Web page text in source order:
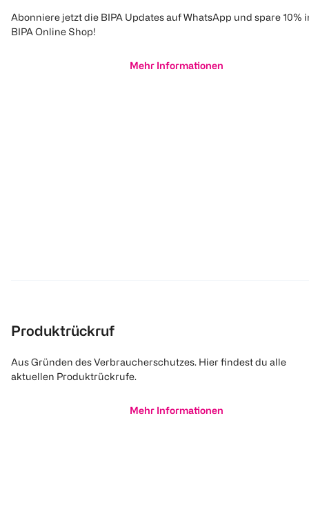
Abonniere jetzt die BIPA Updates auf WhatsApp und spare 10%
BIPA Online Shop!
Mehr Informationen
Produktrückruf
Aus Gründen des Verbraucherschutzes. Hier findest du alle
aktuellen Produktrückrufe.
Mehr Informationen